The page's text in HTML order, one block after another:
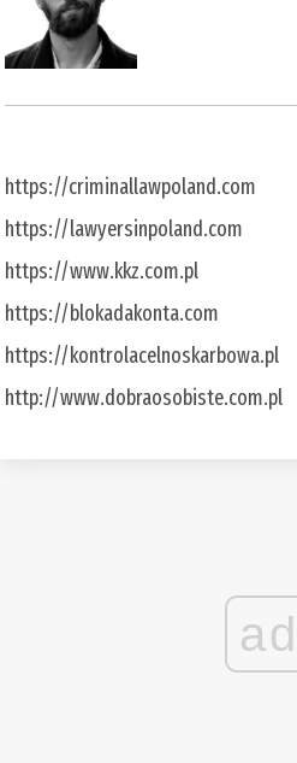
https://criminallawpoland.com
https://lawyersinpoland.com
https://www.kkz.com.pl
https://blokadakonta.com
https://kontrolacelnoskarbowa.pl
http://www.dobraosobiste.com.pl
ad